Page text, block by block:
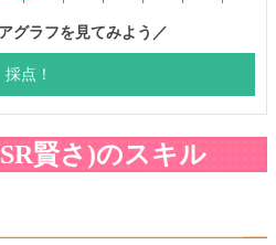
賢さ)のスキル